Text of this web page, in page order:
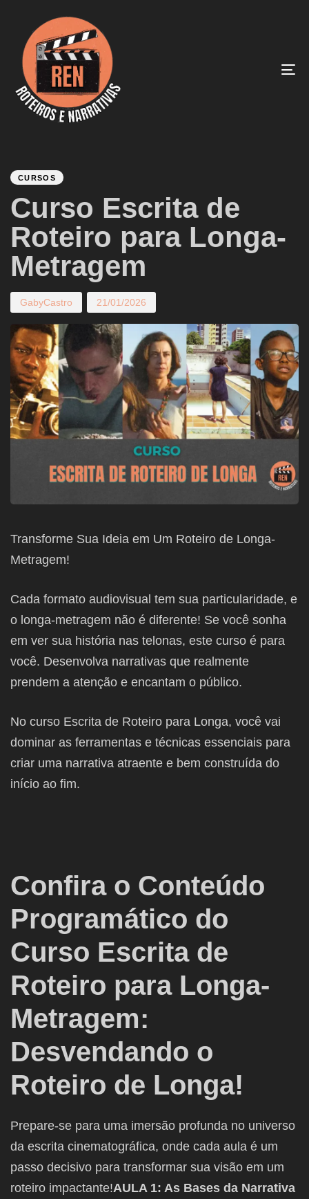
CURSOS
Curso Escrita de
Roteiro para Longa-
Metragem
GabyCastro 21/01/2026
Transforme Sua Ideia em Um Roteiro de Longa-
Metragem!
Cada formato audiovisual tem sua particularidade, e
o longa-metragem não é diferente! Se você sonha
em ver sua história nas telonas, este curso é para
você. Desenvolva narrativas que realmente
prendem a atenção e encantam o público.
No curso Escrita de Roteiro para Longa, você vai
dominar as ferramentas e técnicas essenciais para
criar uma narrativa atraente e bem construída do
início ao fim.
Confira o Conteúdo
Programático do
Curso Escrita de
Roteiro para Longa-
Metragem:
Desvendando o
Roteiro de Longa!
Prepare-se para uma imersão profunda no universo
da escrita cinematográfica, onde cada aula é um
passo decisivo para transformar sua visão em um
roteiro impactante!AULA 1: As Bases da Narrativa